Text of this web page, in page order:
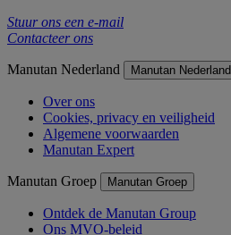
Stuur ons een e-mail
Contacteer ons
Manutan Nederland Manutan Nederland
Over ons
Cookies, privacy en veiligheid
Algemene voorwaarden
Manutan Expert
Manutan Groep Manutan Groep
Ontdek de Manutan Group
Ons MVO-beleid